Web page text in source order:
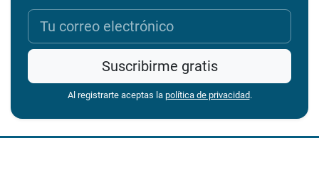
Suscribirme gratis
Al registrarte aceptas la política de privacidad.